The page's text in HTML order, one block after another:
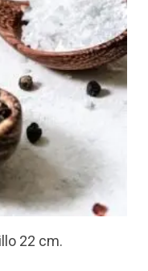
22 cm.